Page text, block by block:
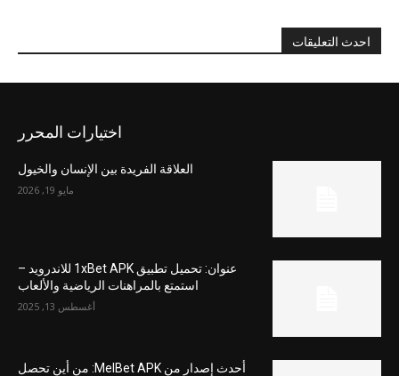
احدث التعليقات
اختيارات المحرر
العلاقة الفريدة بين الإنسان والخيول
مايو 19, 2026
عنوان: تحميل تطبيق 1xBet APK للاندرويد –
استمتع بالمراهنات الرياضية والألعاب
أغسطس 13, 2025
أحدث إصدار من MelBet APK: من أين تحصل